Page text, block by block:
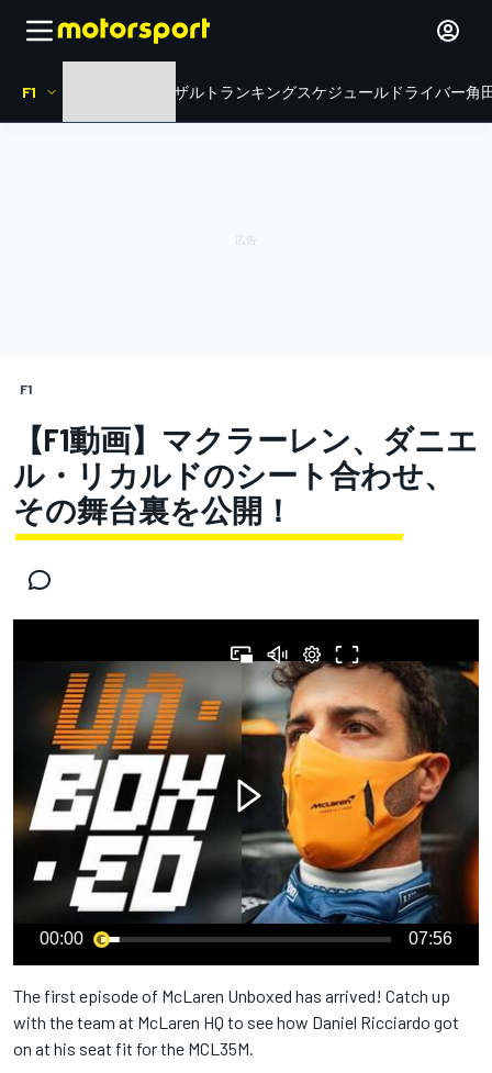
F1 リザルト ランキングスケジュール ドライバー角
F1
【F1動画】マクラーレン、ダニエ
ル・リカルドのシート合わせ、
その舞台裏を公開！
00:00 07:56
The first episode of McLaren Unboxed has arrived! Catch up
with the team at McLaren HQ to see how Daniel Ricciardo got
on at his seat fit for the MCL35M.